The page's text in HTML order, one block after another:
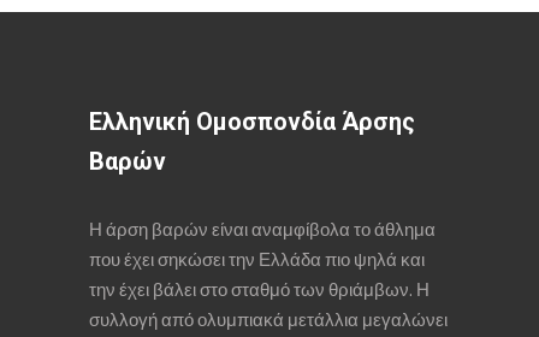
Ελληνική Ομοσπονδία Άρσης
Βαρών
Η άρση βαρών είναι αναμφίβολα το άθλημα
που έχει σηκώσει την Ελλάδα πιο ψηλά και
την έχει βάλει στο σταθμό των θριάμβων. Η
συλλογή από ολυμπιακά μετάλλια μεγαλώνει